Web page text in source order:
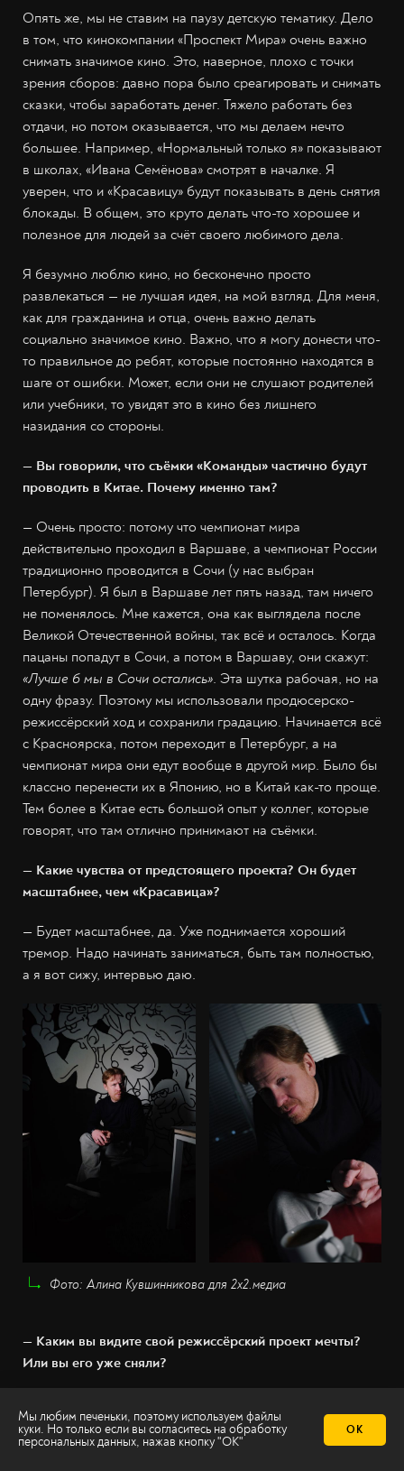
Опять же, мы не ставим на паузу детскую тематику. Дело
в том, что кинокомпании «Проспект Мира» очень важно
снимать значимое кино. Это, наверное, плохо с точки
зрения сборов: давно пора было среагировать и снимать
сказки, чтобы заработать денег. Тяжело работать без
отдачи, но потом оказывается, что мы делаем нечто
большее. Например, «Нормальный только я» показывают
в школах, «Ивана Семёнова» смотрят в началке. Я
уверен, что и «Красавицу» будут показывать в день снятия
блокады. В общем, это круто делать что-то хорошее и
полезное для людей за счёт своего любимого дела.
Я безумно люблю кино, но бесконечно просто
развлекаться — не лучшая идея, на мой взгляд. Для меня,
как для гражданина и отца, очень важно делать
социально значимое кино. Важно, что я могу донести что-
то правильное до ребят, которые постоянно находятся в
шаге от ошибки. Может, если они не слушают родителей
или учебники, то увидят это в кино без лишнего
назидания со стороны.
— Вы говорили, что съёмки «Команды» частично будут
проводить в Китае. Почему именно там?
— Очень просто: потому что чемпионат мира
действительно проходил в Варшаве, а чемпионат России
традиционно проводится в Сочи (у нас выбран
Петербург). Я был в Варшаве лет пять назад, там ничего
не поменялось. Мне кажется, она как выглядела после
Великой Отечественной войны, так всё и осталось. Когда
пацаны попадут в Сочи, а потом в Варшаву, они скажут:
«Лучше б мы в Сочи остались». Эта шутка рабочая, но на
одну фразу. Поэтому мы использовали продюсерско-
режиссёрский ход и сохранили градацию. Начинается всё
с Красноярска, потом переходит в Петербург, а на
чемпионат мира они едут вообще в другой мир. Было бы
классно перенести их в Японию, но в Китай как-то проще.
Тем более в Китае есть большой опыт у коллег, которые
говорят, что там отлично принимают на съёмки.
— Какие чувства от предстоящего проекта? Он будет
масштабнее, чем «Красавица»?
— Будет масштабнее, да. Уже поднимается хороший
тремор. Надо начинать заниматься, быть там полностью,
а я вот сижу, интервью даю.
Фото: Алина Кувшинникова для 2х2.медиа
— Каким вы видите свой режиссёрский проект мечты?
Или вы его уже сняли?
мечты… Я бы очень не хотел думать о коммерческой
составляющей в этом случае, о зрелищности. То есть и в
Мы любим печеньки, поэтому используем файлы
куки. Но только если вы согласитесь на обработку
персональных данных, нажав кнопку "ОК"
ОК